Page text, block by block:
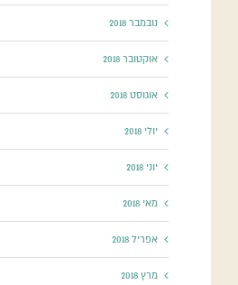
נובמבר 2018
אוקטובר 2018
אוגוסט 2018
יולי 2018
יוני 2018
מאי 2018
אפריל 2018
מרץ 2018